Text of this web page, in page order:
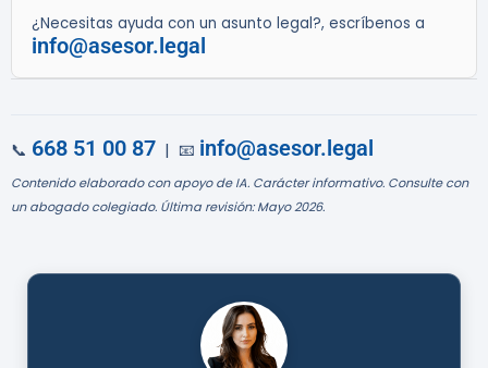
¿Necesitas ayuda con un asunto legal?, escríbenos a
info@asesor.legal
📞 668 51 00 87 | 📧 info@asesor.legal
Contenido elaborado con apoyo de IA. Carácter informativo. Consulte con
un abogado colegiado. Última revisión: Mayo 2026.